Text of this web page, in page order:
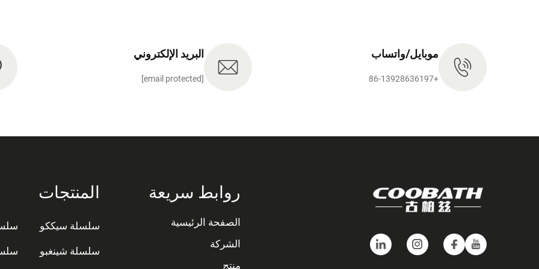
موبايل/واتساب
+86-13928636197
البريد الإلكتروني
[email protected]
روابط سريعة
الصفحة الرئيسية
الشركة
منتج
المنتجات
سلسلة سيككو
سلسلة شينغبو